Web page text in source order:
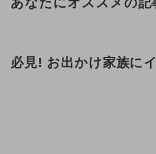
必見! お出かけ家族に